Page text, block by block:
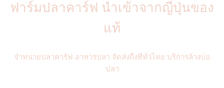
ฟาร์มปลาคาร์ฟ นำเข้าจากญี่ปุ่นของ
แท้
จำหน่ายปลาคาร์ฟ อาหารปลา จัดส่งถึงที่ทั่วไทย บริการล้างบ่อ
ปลา